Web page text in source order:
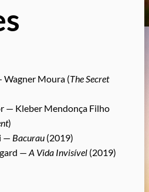
Moura (The Secret
— Kleber Mendonça Filho
)
— Bacurau (2019)
— A Vida Invisível (2019)